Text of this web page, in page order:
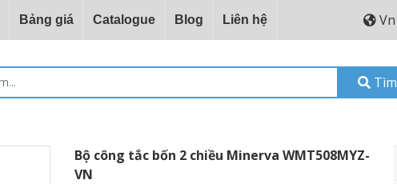
Bảng giá Catalogue Blog Liên hệ Vn
Tìm
Bộ công tắc bốn 2 chiều Minerva WMT508MYZ-
VN